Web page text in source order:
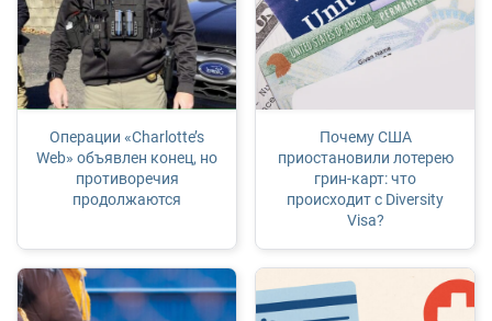
Операции «Charlotte’s
Web» объявлен конец, но
противоречия
продолжаются
Почему США
приостановили лотерею
грин-карт: что
происходит с Diversity
Visa?